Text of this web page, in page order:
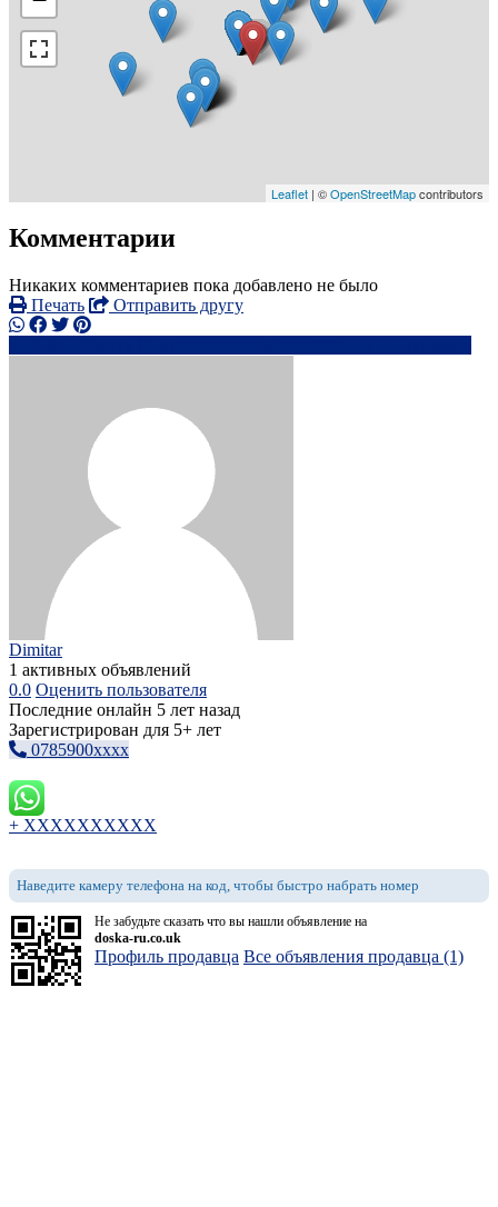
Leaflet | ©OpenStreetMapcontributors
Комментарии
Никаких комментариев пока добавлено не было
Печать
Отправить другу
Dimitar
1 активных объявлений
0.0 Оценить пользователя
Последние онлайн 5 лет назад
Зарегистрирован для 5+ лет
0785900xxxx
+ XXXXXXXXXX
Наведите камеру телефона на код, чтобы быстро набрать номер
Не забудьте сказать что вы нашли объявление на
doska-ru.co.uk
Профиль продавца Все объявления продавца (1)